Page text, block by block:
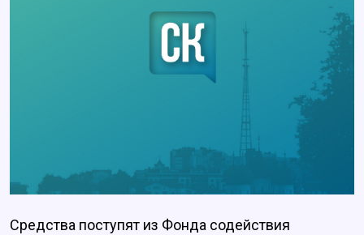
Средства поступят из Фонда содействия